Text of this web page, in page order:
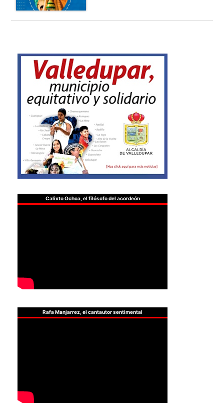
Calixto Ochoa, el filósofo del acordeón
Rafa Manjarrez, el cantautor sentimental